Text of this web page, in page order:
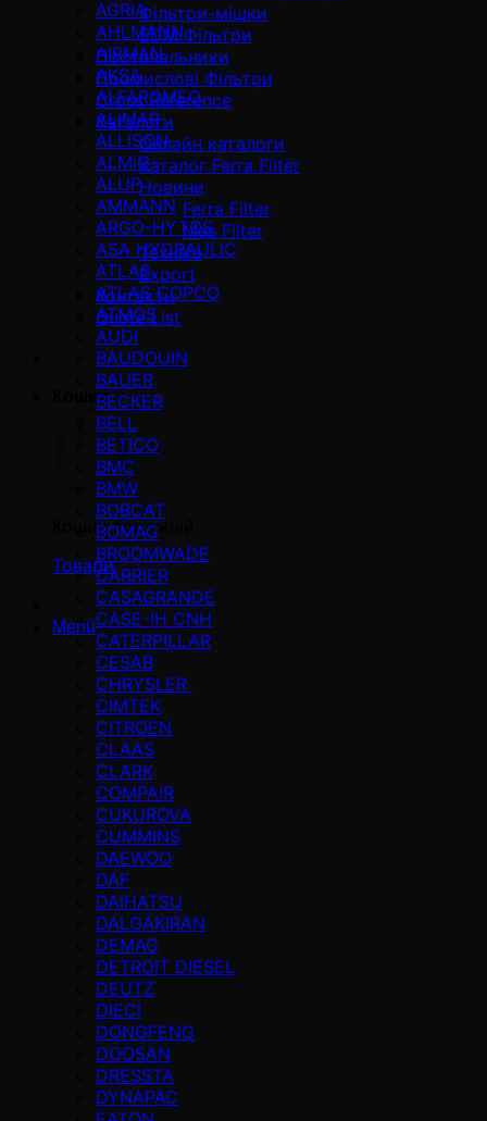
Фільтри-мішки
EDM Фільтри
Постачальники
Промислові Фільтри
Cross Reference
Каталоги
Онлайн каталоги
Каталог Ferra Filter
Новини
Ferra Filter
Mas Filter
Техніка
Export
Контакти
Quote List
Кошик
Кошик порожній
Товари
Menü
AGRIA
AHLMANN
AIRMAN
AKSA
ALFAROMEO
ALIMAR
ALLISON
ALMiG
ALUP
AMMANN
ARGO-HYTOS
ASA HYDRAULIC
ATLAS
ATLAS COPCO
ATMOS
AUDI
BAUDOUIN
BAUER
BECKER
BELL
BETICO
BMC
BMW
BOBCAT
BOMAG
BROOMWADE
CARRIER
CASAGRANDE
CASE-IH CNH
CATERPILLAR
CESAB
CHRYSLER
CIMTEK
CITROEN
CLAAS
CLARK
COMPAIR
CUKUROVA
CUMMINS
DAEWOO
DAF
DAIHATSU
DALGAKIRAN
DEMAG
DETROIT DIESEL
DEUTZ
DIECI
DONGFENG
DOOSAN
DRESSTA
DYNAPAC